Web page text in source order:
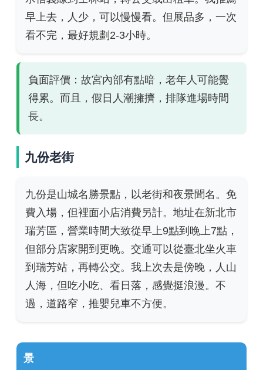
早上去，人少，可以慢慢看。但展品多，一次
看不完，最好規劃2-3小時。
負面評價：故宮內部有點暗，老年人可能覺
得累。而且，假日人潮擁擠，排隊進場時間
長。
九份老街
九份是山城名勝景點，以老街和夜景聞名。免
費入場，但裡面小店消費另計。地址在新北市
瑞芳區，營業時間大致從早上9點到晚上7點，
但部分店家開到更晚。交通可以從臺北坐火車
到瑞芳站，再轉公交。我上次去是傍晚，人山
人海，但吃小吃、看日落，感覺挺浪漫。不
過，道路窄，推嬰兒車不方便。
景